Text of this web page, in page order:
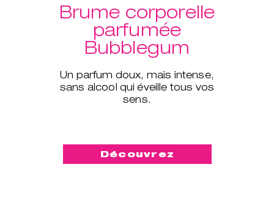
Brume corporelle
parfumée
Bubblegum
Un parfum doux, mais intense,
sans alcool qui éveille tous vos
sens.
Découvrez